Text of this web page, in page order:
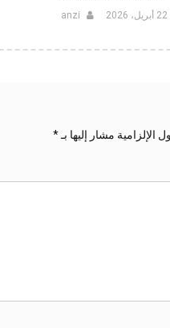
22 أبريل، 2026 anzi
الإلزامية مشار إليها بـ*